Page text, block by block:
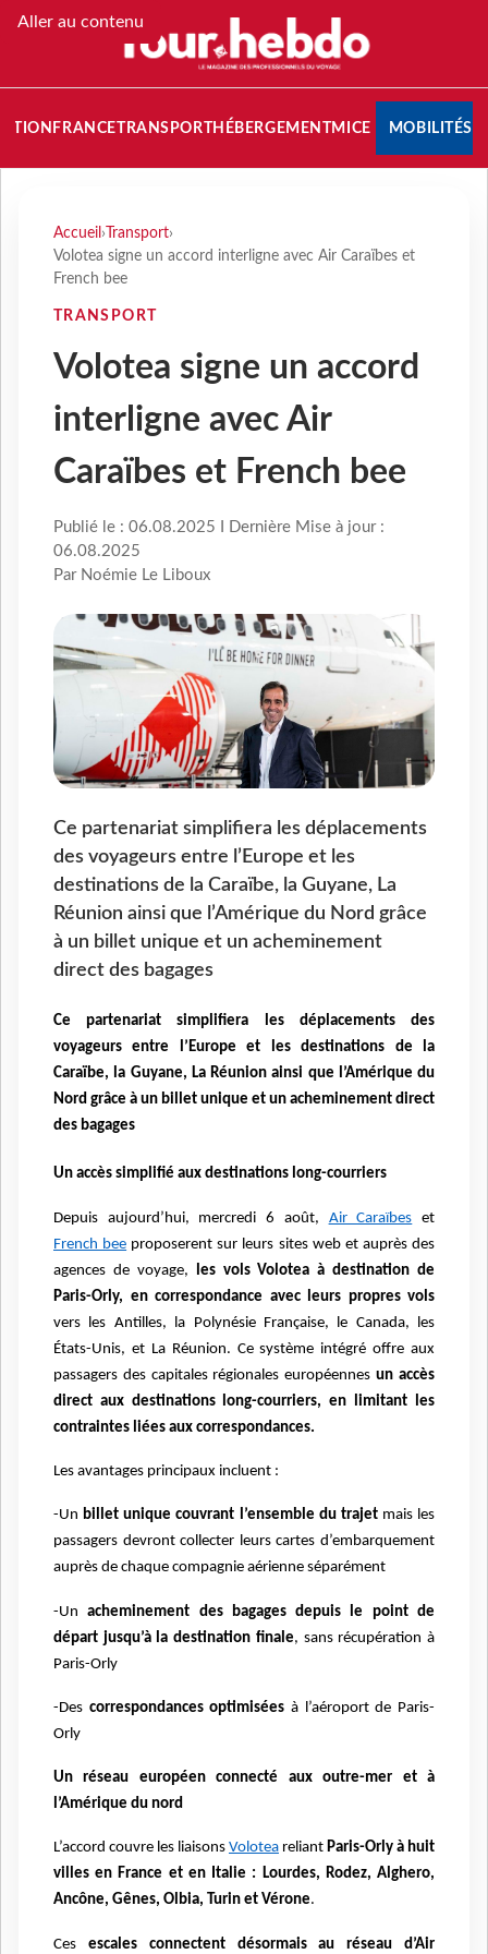
Aller au contenu
FRANCETRANSPORT HÉBERGEMENTMICE MOBILITÉS
Accueil › Transport›
Volotea signe un accord interligne avec Air Caraïbes et
French bee
TRANSPORT
Volotea signe un accord
interligne avec Air
Caraïbes et French bee
Publié le : 06.08.2025 I Dernière Mise à jour :
06.08.2025
Par Noémie Le Liboux
Ce partenariat simplifiera les déplacements
des voyageurs entre l’Europe et les
destinations de la Caraïbe, la Guyane, La
Réunion ainsi que l’Amérique du Nord grâce
à un billet unique et un acheminement
direct des bagages
Ce partenariat simplifiera les déplacements des
voyageurs entre l’Europe et les destinations de la
Caraïbe, la Guyane, La Réunion ainsi que l’Amérique du
Nord grâce à un billet unique et un acheminement direct
des bagages
Un accès simplifié aux destinations long-courriers
Depuis aujourd’hui, mercredi 6 août, Air Caraïbes et
French bee proposerent sur leurs sites web et auprès des
agences de voyage,
les vols Volotea à destination de
Paris-Orly, en correspondance avec leurs propres vols
vers les Antilles, la Polynésie Française, le Canada, les
États-Unis, et La Réunion. Ce système intégré offre aux
passagers des capitales régionales européennesun accès
direct aux destinations long-courriers, en limitant les
contraintes liées aux correspondances.
Les avantages principaux incluent :
-Unbillet unique couvrant l’ensemble du trajetmais les
passagers devront collecter leurs cartes d’embarquement
auprès de chaque compagnie aérienne séparément
-Unacheminement des bagages depuis le point de
départ jusqu’à la destination finale, sans récupération à
Paris-Orly
-Des correspondances optimisées à l’aéroport de Paris-
Orly
Un réseau européen connecté aux outre-mer et à
l’Amérique du nord
L’accord couvre les liaisons Volotea reliant Paris-Orly à huit
villes en France et en Italie : Lourdes, Rodez, Alghero,
Ancône, Gênes, Olbia, Turin et Vérone.
Ces escales connectent désormais au réseau d’Air